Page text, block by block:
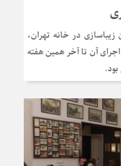
در خانه تهران،
اجرای آن تا آخر همین هفته